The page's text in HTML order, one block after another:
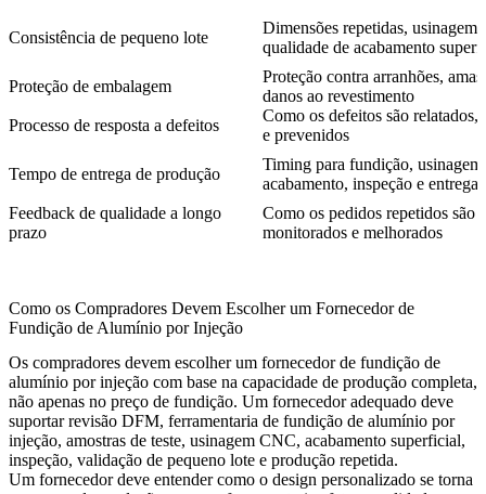
Consistência de pequeno lote
Dimensões repetidas, usinagem
qualidade de acabamento
Proteção de embalagem
Proteção contra arranhões,
danos ao revestimento
Processo de resposta a defeitos
Como os defeitos são relatados,
e prevenidos
Tempo de entrega de produção
Timing para fundição, usinagem,
acabamento, inspeção e entrega
Feedback de qualidade a longo
prazo
Como os pedidos repetidos são
monitorados e melhorados
Como os Compradores Devem Escolher um Fornecedor de
Fundição de Alumínio por Injeção
Os compradores devem escolher um fornecedor de fundição de
alumínio por injeção com base na capacidade de produção completa,
não apenas no preço de fundição. Um fornecedor adequado deve
suportar revisão DFM, ferramentaria de fundição de alumínio por
injeção, amostras de teste, usinagem CNC, acabamento superficial,
inspeção, validação de pequeno lote e produção repetida.
Um fornecedor deve entender como o design personalizado se torna